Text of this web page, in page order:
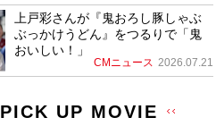
上戸彩さんが『鬼おろし豚しゃぶ
ぶっかけうどん』をつるりで「鬼
おいしい！」
CMニュース 2026.07.21
PICK UP MOVIE